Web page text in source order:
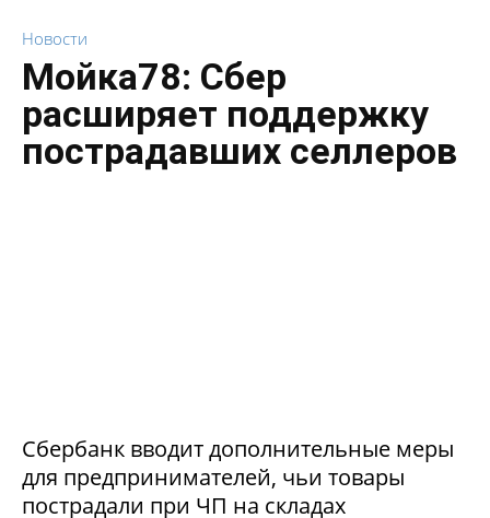
Новости
Мойка78: Сбер
расширяет поддержку
пострадавших селлеров
Сбербанк вводит дополнительные меры
для предпринимателей, чьи товары
пострадали при ЧП на складах